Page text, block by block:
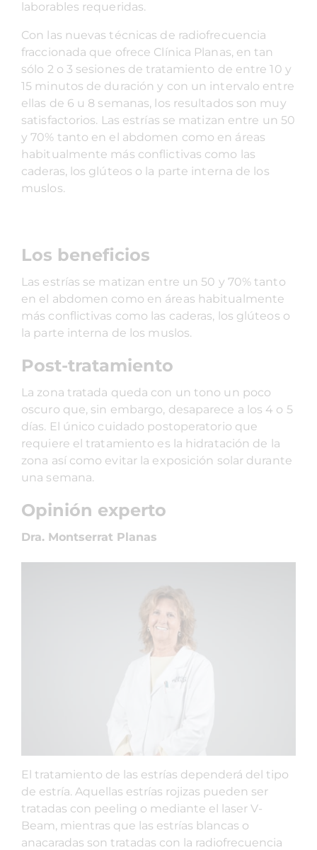
laborables requeridas.
Con las nuevas técnicas de radiofrecuencia
fraccionada que ofrece Clínica Planas, en tan
sólo 2 o 3 sesiones de tratamiento de entre 10 y
15 minutos de duración y con un intervalo entre
ellas de 6 u 8 semanas, los resultados son muy
satisfactorios. Las estrías se matizan entre un 50
y 70% tanto en el abdomen como en áreas
habitualmente más conflictivas como las
caderas, los glúteos o la parte interna de los
muslos.
Los beneficios
Las estrías se matizan entre un 50 y 70% tanto
en el abdomen como en áreas habitualmente
más conflictivas como las caderas, los glúteos o
la parte interna de los muslos.
Post-tratamiento
La zona tratada queda con un tono un poco
oscuro que, sin embargo, desaparece a los 4 o 5
días. El único cuidado postoperatorio que
requiere el tratamiento es la hidratación de la
zona así como evitar la exposición solar durante
una semana.
Opinión experto
Dra. Montserrat Planas
El tratamiento de las estrías dependerá del tipo
de estría. Aquellas estrías rojizas pueden ser
tratadas con peeling o mediante el laser V-
Beam, mientras que las estrías blancas o
anacaradas son tratadas con la radiofrecuencia